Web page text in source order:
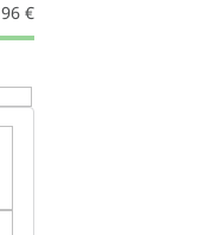
96 €